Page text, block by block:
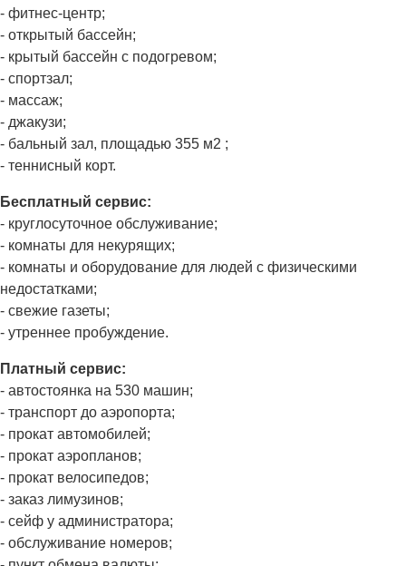
- фитнес-центр;
- открытый бассейн;
- крытый бассейн с подогревом;
- спортзал;
- массаж;
- джакузи;
- бальный зал, площадью 355 м2 ;
- теннисный корт.
Бесплатный сервис:
- круглосуточное обслуживание;
- комнаты для некурящих;
- комнаты и оборудование для людей с физическими
недостатками;
- свежие газеты;
- утреннее пробуждение.
Платный сервис:
- автостоянка на 530 машин;
- транспорт до аэропорта;
- прокат автомобилей;
- прокат аэропланов;
- прокат велосипедов;
- заказ лимузинов;
- сейф у администратора;
- обслуживание номеров;